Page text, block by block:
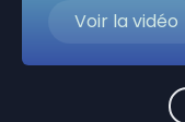
Voir la vidéo